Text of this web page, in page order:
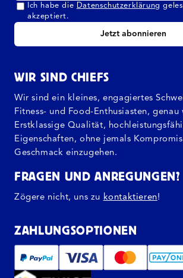
Ich habe die Datenschutzerklärung
akzeptiert.
Jetzt abonnieren
WIR SIND CHIEFS
Wir sind ein kleines, engagiertes
Fitness- und Food-Enthusiasten, genau
Erstklassige Qualität,
Eigenschaften, ohne jemals
Geschmack einzugehen.
FRAGEN UND ANREGUNGEN?
Zögere nicht, uns zu kontaktieren!
ZAHLUNGSOPTIONEN